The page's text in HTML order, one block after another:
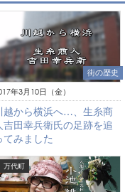
街の歴史
年3月10日（金）
越から横浜へ…、生糸商
吉田幸兵衛氏の足跡を追
てみました
万代町